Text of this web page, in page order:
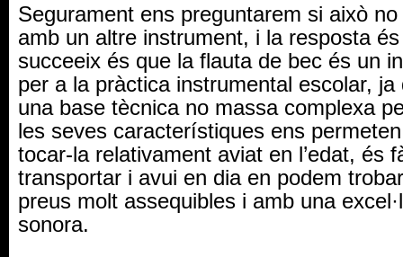
Segurament ens preguntarem si això
amb un altre instrument, i la resposta
succeeix és que la flauta de bec és un
per a la pràctica instrumental escolar, ja
una base tècnica no massa complexa
les seves característiques ens
tocar-la relativament aviat en l’edat, és
transportar i avui en dia en podem
preus molt assequibles i amb una
sonora.